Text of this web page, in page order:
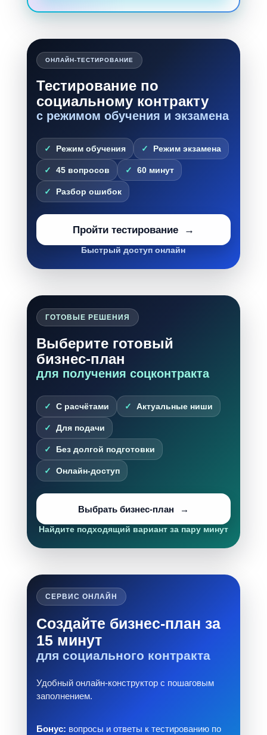
ОНЛАЙН-ТЕСТИРОВАНИЕ
Тестирование по
социальному контракту
с режимом обучения и экзамена
Режим обучения Режим экзамена
45 вопросов 60 минут
Разбор ошибок
Пройти тестирование
Быстрый доступ онлайн
ГОТОВЫЕ РЕШЕНИЯ
Выберите готовый
бизнес-план
для получения соцконтракта
С расчётами Актуальные ниши
Для подачи
Без долгой подготовки
Онлайн-доступ
Выбрать бизнес-план
Найдите подходящий вариант за пару минут
СЕРВИС ОНЛАЙН
Создайте бизнес-план за
15 минут
для социального контракта
Удобный онлайн-конструктор с пошаговым
заполнением.
Бонус: вопросы и ответы к тестированию по